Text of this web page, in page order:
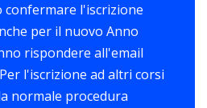
confermare l'iscrizione
per il nuovo Anno
rispondere all'email
l'iscrizione ad altri corsi
normale procedura